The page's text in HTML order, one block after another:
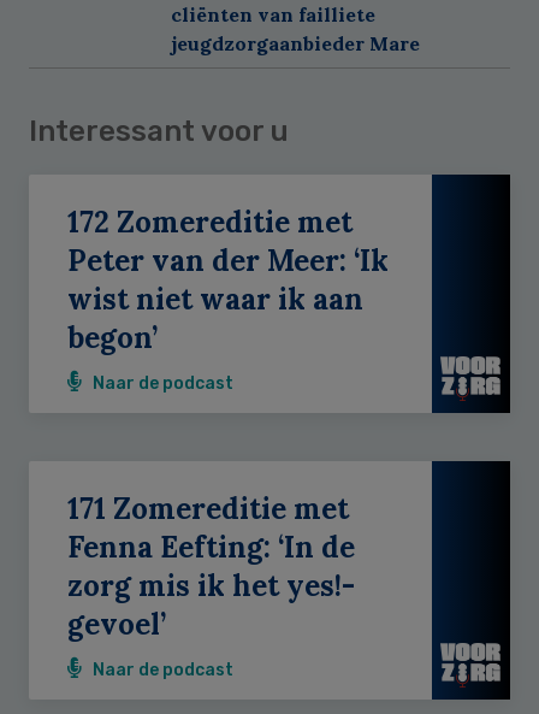
cliënten van failliete
jeugdzorgaanbieder Mare
Interessant voor u
172 Zomereditie met
Peter van der Meer: ‘Ik
wist niet waar ik aan
begon’
Naar de podcast
171 Zomereditie met
Fenna Eefting: ‘In de
zorg mis ik het yes!-
gevoel’
Naar de podcast